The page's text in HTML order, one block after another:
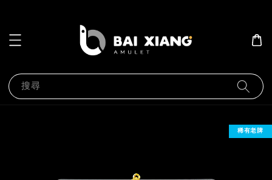
搜尋
稀有老牌